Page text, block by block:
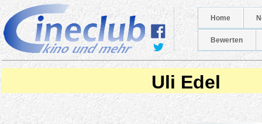
Home
Bewerten
Uli Edel